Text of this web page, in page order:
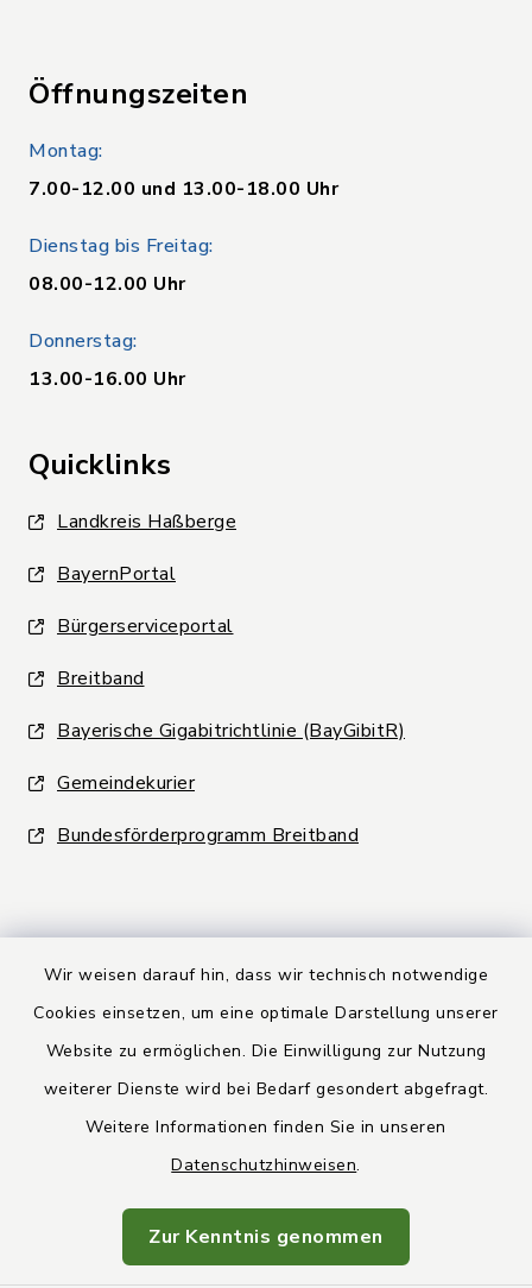
Wir weisen darauf hin, dass wir technisch notwendige
Cookies einsetzen, um eine optimale Darstellung unserer
Website zu ermöglichen. Die Einwilligung zur Nutzung
weiterer Dienste wird bei Bedarf gesondert abgefragt.
Weitere Informationen finden Sie in unseren
Datenschutzhinweisen.
Zur Kenntnis genommen
Öffnungszeiten
Montag:
7.00-12.00 und 13.00-18.00 Uhr
Dienstag bis Freitag:
08.00-12.00 Uhr
Donnerstag:
13.00-16.00 Uhr
Quicklinks
Landkreis Haßberge
BayernPortal
Bürgerserviceportal
Breitband
Bayerische Gigabitrichtlinie (BayGibitR)
Gemeindekurier
Bundesförderprogramm Breitband
Kontakt
Datenschutz
Impressum